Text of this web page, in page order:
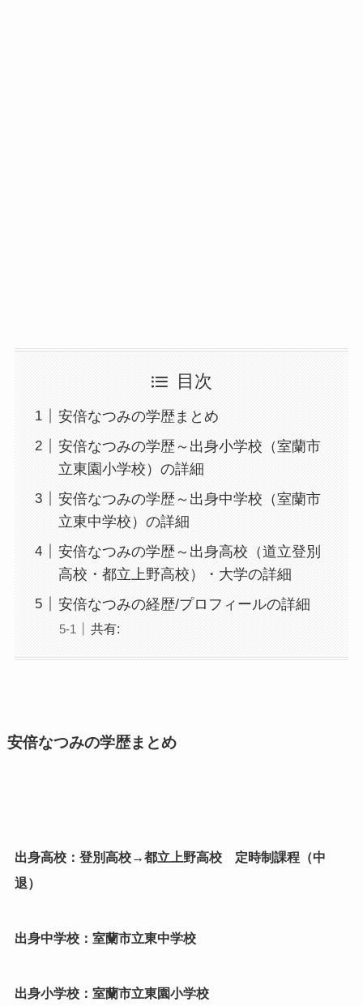
目次
安倍なつみの学歴まとめ
安倍なつみの学歴～出身小学校（室蘭市
立東園小学校）の詳細
安倍なつみの学歴～出身中学校（室蘭市
立東中学校）の詳細
安倍なつみの学歴～出身高校（道立登別
高校・都立上野高校）・大学の詳細
安倍なつみの経歴/プロフィールの詳細
共有:
安倍なつみの学歴まとめ
出身高校：登別高校→都立上野高校 定時制課程（中
退）
出身中学校：室蘭市立東中学校
出身小学校：室蘭市立東園小学校